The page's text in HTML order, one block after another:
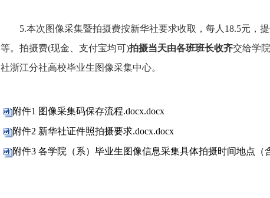
5.本次图像采集暨拍摄费按新华社要求收取，每人 18.5元，
等。拍摄费(现金、支付宝均可)拍摄当天由各班班长收齐交给学
社浙江分社高校毕业生图像采集中心。
附件1 图像采集码保存流程.docx.docx
附件2 新华社证件照拍摄要求.docx.docx
附件3 各学院（系）毕业生图像信息采集具体拍摄时间地点（